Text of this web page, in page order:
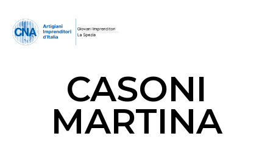
CASONI
MARTINA